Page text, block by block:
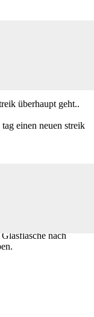
überhaupt geht..
einen neuen streik
nach